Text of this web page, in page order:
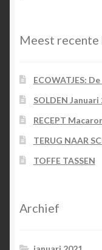
Meest
ECOWATJES:
SOLDEN Januari
RECEPT
TERUG NAAR
TOFFE TASSEN
Archief